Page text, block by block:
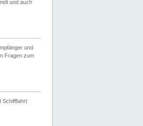
und auch
und
Fragen zum
Schifffahrt